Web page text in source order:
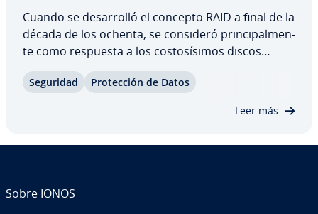
Cuando se de­sa­rro­lló el concepto RAID a final de la
década de los ochenta, se consideró pri­n­ci­pa­l­me­n­
te como respuesta a los co­s­to­sí­si­mos discos
cuestión ha pasado a un segundo plano, el al­ma­
Seguridad Pro­te­c­ción de Datos
Leer más
Sobre IONOS